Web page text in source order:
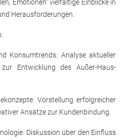
Emotionen“ vielfältige Einblicke in
Herausforderungen.​
Konsumtrends: Analyse aktueller
Entwicklung des Außer-Haus-
Vorstellung erfolgreicher
Ansätze zur Kundenbindung.​
Diskussion über den Einfluss